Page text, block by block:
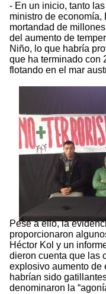
- En un inicio, tanto
ministro de economía,
mortandad de
del aumento de
Niño, lo que habría
que ha terminado con
flotando en el mar
Pese a ello, la
proporcionaron
Héctor Kol y un
dieron cuenta que las
explosivo aumento de
habrían sido
denominaron la